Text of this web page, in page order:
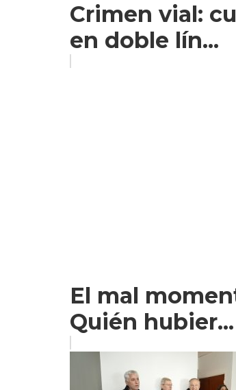
Crimen vial:
en doble lín...
El mal
Quién hubier...